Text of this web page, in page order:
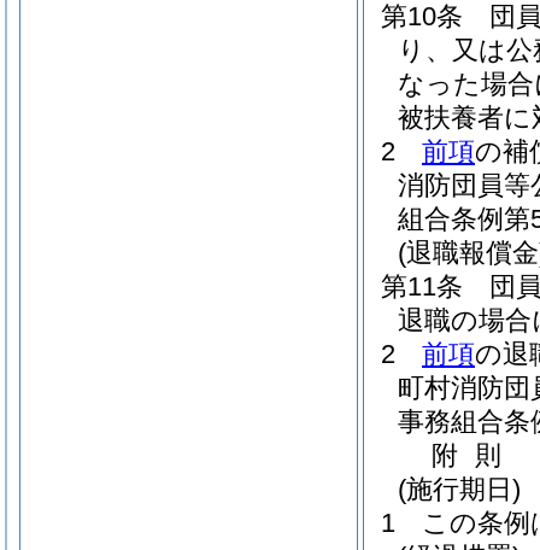
第10条
団
り、又は
なった場
被扶養者
2
前項の補
消防団員等
組合条例第
(退職報償
第11条
団
退職の場
2
前項の退
町村消防団
事務組合条
附 則
(施行期日)
1
この条例